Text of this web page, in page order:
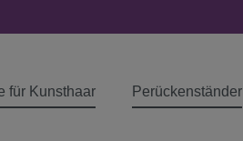
für Kunsthaar Perückenständer